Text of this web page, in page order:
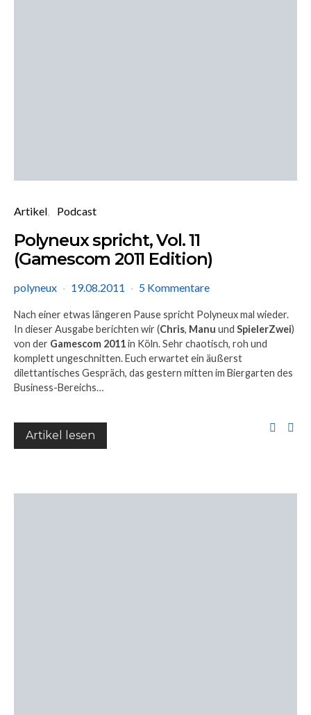
Artikel Podcast
Polyneux spricht, Vol. 11
(Gamescom 2011 Edition)
polyneux 19.08.2011 5 Kommentare
Nach einer etwas längeren Pause spricht Polyneux mal wieder.
In dieser Ausgabe berichten wir (Chris, Manu und SpielerZwei)
von der Gamescom 2011in Köln. Sehr chaotisch, roh und
komplett ungeschnitten. Euch erwartet ein äußerst
dilettantisches Gespräch, das gestern mitten im Biergarten des
Business-Bereichs…
Artikel lesen